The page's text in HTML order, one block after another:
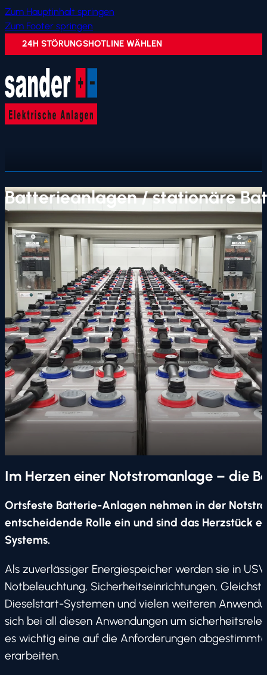
Zum Hauptinhalt springen
Zum Footer springen
24H STÖRUNGSHOTLINE WÄHLEN
Batterieanlagen / stationäre
Im Herzen einer Notstromanlage – die
Ortsfeste Batterie-Anlagen nehmen in der
entscheidende Rolle ein und sind das Herzstück
Systems.
Als zuverlässiger Energiespeicher werden sie in
Notbeleuchtung, Sicherheitseinrichtungen,
Dieselstart-Systemen und vielen weiteren
sich bei all diesen Anwendungen um
es wichtig eine auf die Anforderungen
erarbeiten.